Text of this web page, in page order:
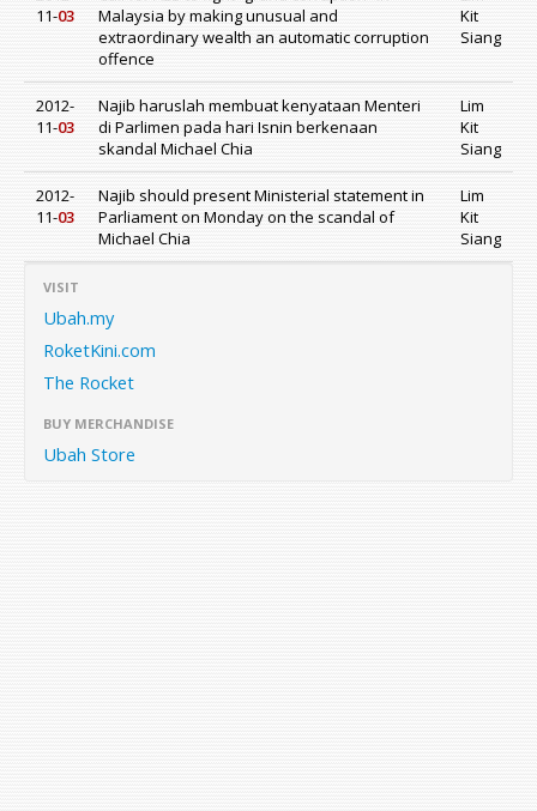
11-03
Malaysia by making unusual and
extraordinary wealth an automatic corruption
offence
Kit
Siang
2012-
11-03
Najib haruslah membuat kenyataan Menteri
di Parlimen pada hari Isnin berkenaan
skandal Michael Chia
Lim
Kit
Siang
2012-
11-03
Najib should present Ministerial statement in
Parliament on Monday on the scandal of
Michael Chia
Lim
Kit
Siang
VISIT
Ubah.my
RoketKini.com
The Rocket
BUY MERCHANDISE
Ubah Store